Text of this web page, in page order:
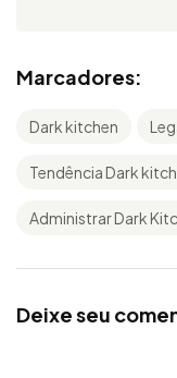
Marcadores:
Dark kitchen
Tendência Dark
Administrar Dark
Deixe seu